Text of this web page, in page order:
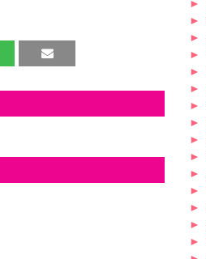
►
►
►
►
►
►
►
►
►
►
►
►
►
►
►